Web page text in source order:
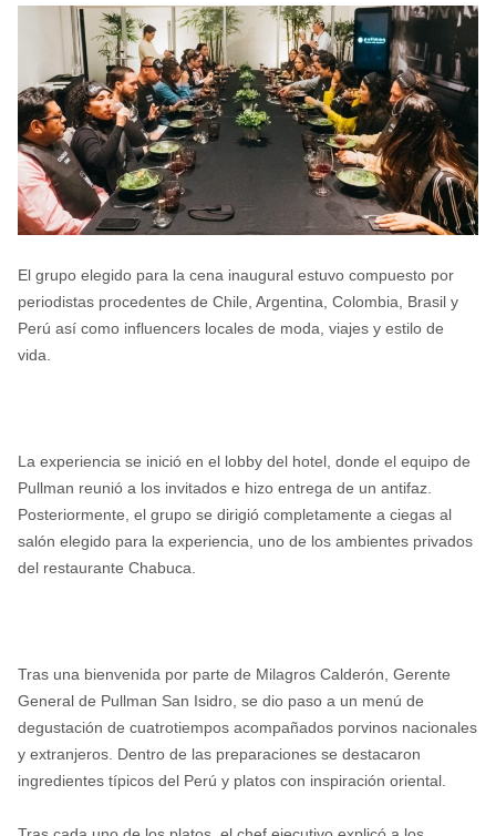
El grupo elegido para la cena inaugural estuvo compuesto por
periodistas procedentes de Chile, Argentina, Colombia, Brasil y
Perú así como influencers locales de moda, viajes y estilo de
vida.
La experiencia se inició en el lobby del hotel, donde el equipo de
Pullman reunió a los invitados e hizo entrega de un antifaz.
Posteriormente, el grupo se dirigió completamente a ciegas al
salón elegido para la experiencia, uno de los ambientes privados
del restaurante Chabuca.
Tras una bienvenida por parte de Milagros Calderón, Gerente
General de Pullman San Isidro, se dio paso a un menú de
degustación de cuatrotiempos acompañados porvinos nacionales
y extranjeros. Dentro de las preparaciones se destacaron
ingredientes típicos del Perú y platos con inspiración oriental.